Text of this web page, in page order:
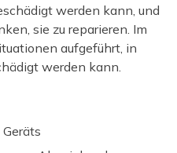
werden kann, und
sie zu reparieren. Im
aufgeführt, in
werden kann.